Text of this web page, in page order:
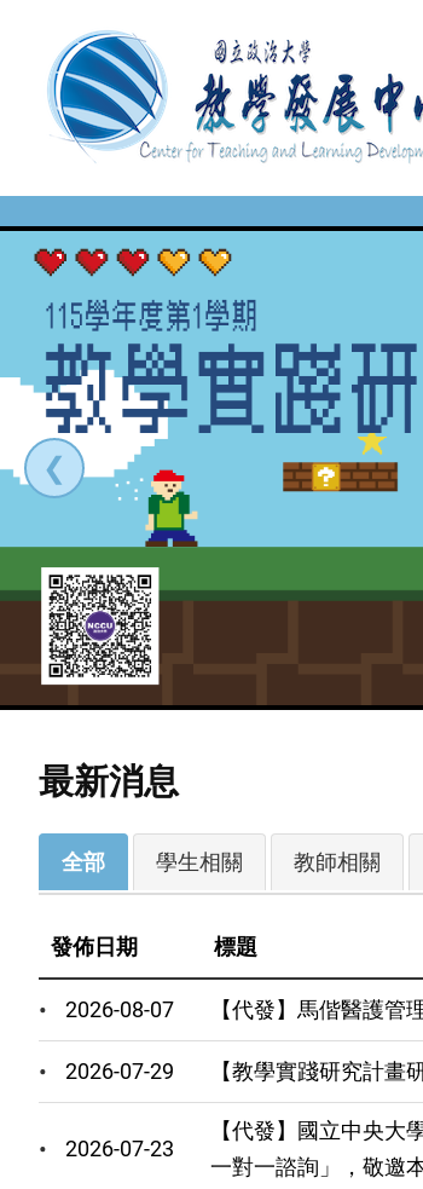
❮
最新消息
最
息
(field_newstags)
全部 學生相關 教師相關
發佈日期 標題
2026-08-07 【代發】馬偕醫護管
2026-07-29 【教學實踐研究計畫
2026-07-23
【代發】國立中央
一對一諮詢」，敬邀